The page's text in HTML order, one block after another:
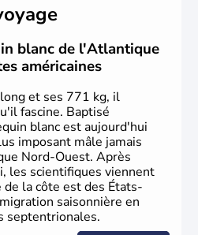
sont succédées avant l'arrivée
découverte du continent par
1492. Les 13 colonies
Déclaration d'indépendance
première constitution en 1787.
ensuite l'entrée dans une
intense.
blanc de l'Atlantique
américaines
et ses 771 kg, il
fascine. Baptisé
blanc est aujourd'hui
imposant mâle jamais
Nord-Ouest. Après
les scientifiques viennent
la côte est des États-
saisonnière en
septentrionales.